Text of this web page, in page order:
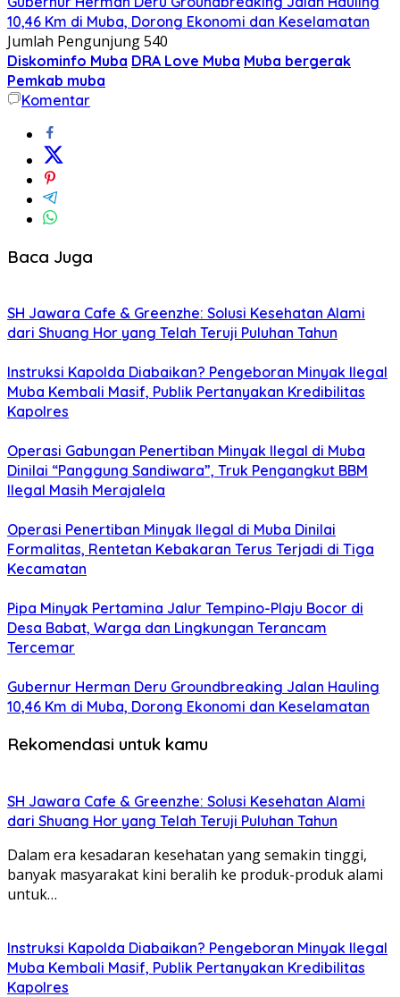
10,46 Km di Muba, Dorong Ekonomi dan Keselamatan
Jumlah Pengunjung540
Diskominfo Muba DRA Love Muba Muba bergerak
Pemkab muba
Komentar
Baca Juga
SH Jawara Cafe & Greenzhe: Solusi Kesehatan Alami
dari Shuang Hor yang Telah Teruji Puluhan Tahun
Instruksi Kapolda Diabaikan? Pengeboran Minyak Ilegal
Muba Kembali Masif, Publik Pertanyakan Kredibilitas
Kapolres
Operasi Gabungan Penertiban Minyak Ilegal di Muba
Dinilai “Panggung Sandiwara”, Truk Pengangkut BBM
Ilegal Masih Merajalela
Operasi Penertiban Minyak Ilegal di Muba Dinilai
Formalitas, Rentetan Kebakaran Terus Terjadi di Tiga
Kecamatan
Pipa Minyak Pertamina Jalur Tempino-Plaju Bocor di
Desa Babat, Warga dan Lingkungan Terancam
Tercemar
Gubernur Herman Deru Groundbreaking Jalan Hauling
10,46 Km di Muba, Dorong Ekonomi dan Keselamatan
Rekomendasi untuk kamu
SH Jawara Cafe & Greenzhe: Solusi Kesehatan Alami
dari Shuang Hor yang Telah Teruji Puluhan Tahun
Dalam era kesadaran kesehatan yang semakin tinggi,
banyak masyarakat kini beralih ke produk-produk alami
untuk…
Instruksi Kapolda Diabaikan? Pengeboran Minyak Ilegal
Muba Kembali Masif, Publik Pertanyakan Kredibilitas
Kapolres